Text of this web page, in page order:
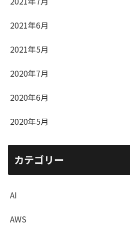
2021年6月
2021年5月
2020年7月
2020年6月
2020年5月
カテゴリー
AI
AWS